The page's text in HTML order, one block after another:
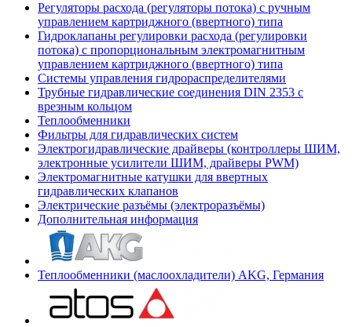
Регуляторы расхода (регуляторы потока) с ручным
управлением картриджного (ввертного) типа
Гидроклапаны регулировки расхода (регулировки
потока) с пропорциональным электромагнитным
управлением картриджного (ввертного) типа
Системы управления гидрораспределителями
Трубные гидравлические соединения DIN 2353 с
врезным кольцом
Теплообменники
Фильтры для гидравлических систем
Электрогидравлические драйверы (контроллеры ШИМ,
электронные усилители ШИМ, драйверы PWM)
Электромагнитные катушки для ввертных
гидравлических клапанов
Электрические разъёмы (электроразъёмы)
Дополнительная информация
Теплообменники (маслоохладители) AKG, Германия